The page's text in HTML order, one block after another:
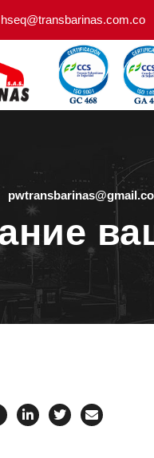
hseq@transbarinas.com.co